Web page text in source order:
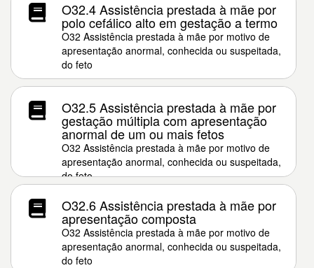
O32.4 Assistência prestada à mãe por
polo cefálico alto em gestação a termo
O32 Assistência prestada à mãe por motivo de
apresentação anormal, conhecida ou suspeitada,
do feto
O32.5 Assistência prestada à mãe por
gestação múltipla com apresentação
anormal de um ou mais fetos
O32 Assistência prestada à mãe por motivo de
apresentação anormal, conhecida ou suspeitada,
do feto
O32.6 Assistência prestada à mãe por
apresentação composta
O32 Assistência prestada à mãe por motivo de
apresentação anormal, conhecida ou suspeitada,
do feto